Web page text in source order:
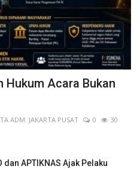
Hukum Acara Bukan
ADM. JAKARTA PUSAT 0
30
dan APTIKNAS Ajak Pelaku